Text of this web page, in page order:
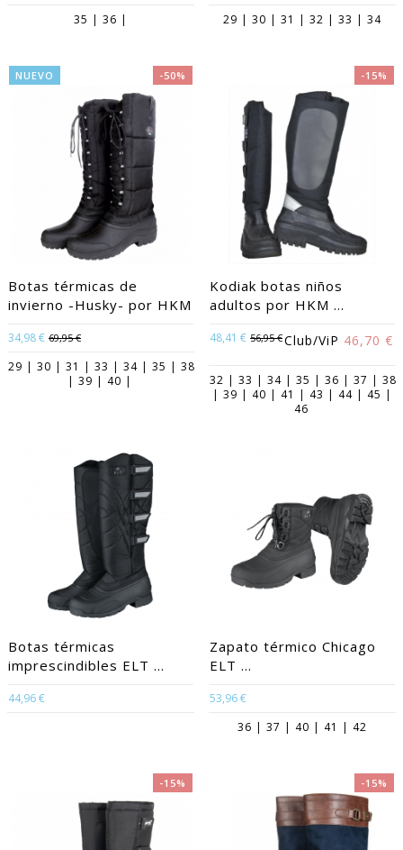
35 | 36 |
29 | 30 | 31 | 32 | 33 | 34
NUEVO -50%
Botas térmicas de
invierno -Husky- por HKM
34,98 € 69,95 €
29 | 30 | 31 | 33 | 34 | 35 | 38
| 39 | 40 |
-15%
Kodiak botas niños
adultos por HKM ...
48,41 € 56,95 €Club/ViP 46,70 €
32 | 33 | 34 | 35 | 36 | 37 | 38
| 39 | 40 | 41 | 43 | 44 | 45 |
46
Botas térmicas
imprescindibles ELT ...
44,96 €
Zapato térmico Chicago
ELT ...
53,96 €
36 | 37 | 40 | 41 | 42
-15% -15%